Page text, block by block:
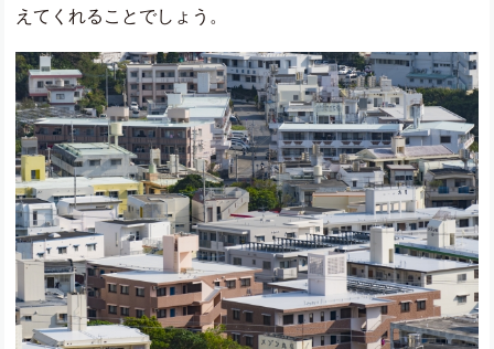
えてくれることでしょう。